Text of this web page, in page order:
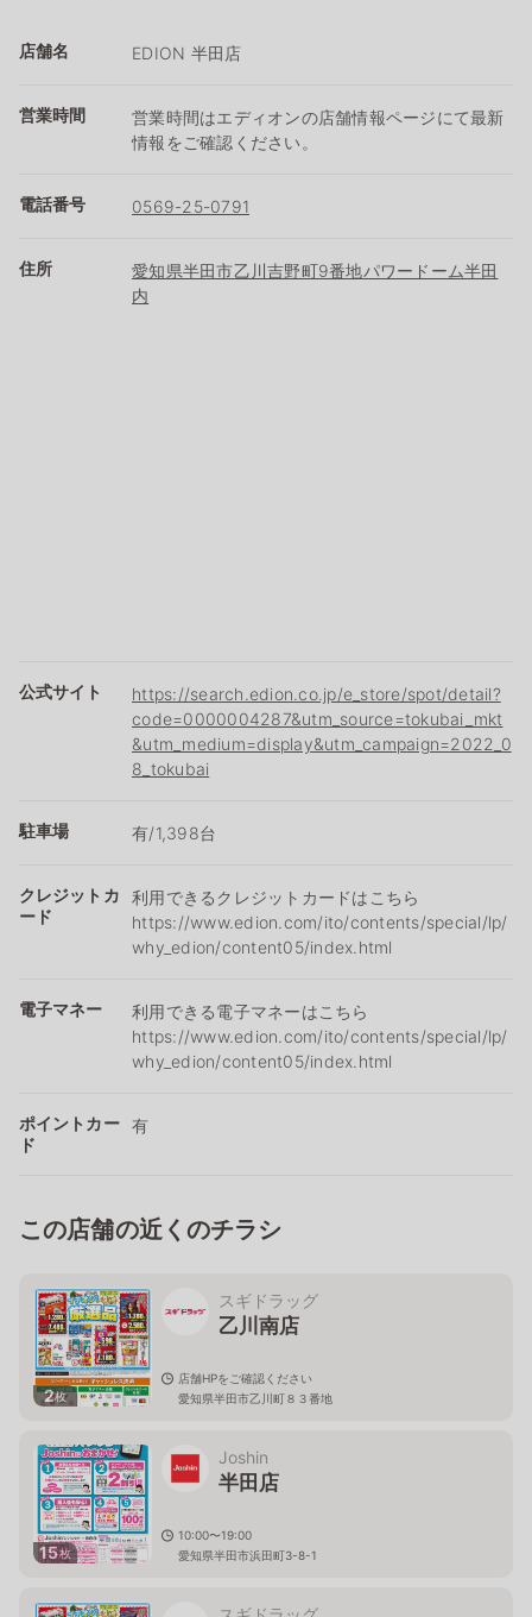
店舗名 EDION 半田店
営業時間
営業時間はエディオンの店舗情報ページにて最新
情報をご確認ください。
電話番号 0569-25-0791
住所
愛知県半田市乙川吉野町9番地パワードーム半田
内
公式サイト
https://search.edion.co.jp/e_store/spot/detail?
code=0000004287&utm_source=tokubai_mkt
&utm_medium=display&utm_campaign=2022_0
8_tokubai
駐車場 有/1,398台
クレジットカ
ード
利用できるクレジットカードはこちら
https://www.edion.com/ito/contents/special/lp/
why_edion/content05/index.html
電子マネー
利用できる電子マネーはこちら
https://www.edion.com/ito/contents/special/lp/
why_edion/content05/index.html
ポイントカー
ド
有
この店舗の近くのチラシ
2枚
スギドラッグ
乙川南店
店舗HPをご確認ください
愛知県半田市乙川町８３番地
15枚
Joshin
半田店
10:00〜19:00
愛知県半田市浜田町3-8-1